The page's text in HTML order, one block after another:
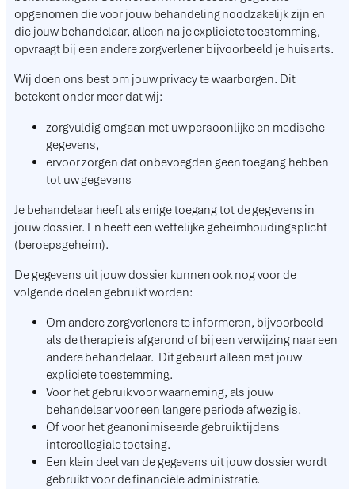
opgenomen die voor jouw behandeling noodzakelijk zijn en
die jouw behandelaar, alleen na je expliciete toestemming,
opvraagt bij een andere zorgverlener bijvoorbeeld je huisarts.
Wij doen ons best om jouw privacy te waarborgen. Dit
betekent onder meer dat wij:
zorgvuldig omgaan met uw persoonlijke en medische
gegevens,
ervoor zorgen dat onbevoegden geen toegang hebben
tot uw gegevens
Je behandelaar heeft als enige toegang tot de gegevens in
jouw dossier. En heeft een wettelijke geheimhoudingsplicht
(beroepsgeheim).
De gegevens uit jouw dossier kunnen ook nog voor de
volgende doelen gebruikt worden:
Om andere zorgverleners te informeren, bijvoorbeeld
als de therapie is afgerond of bij een verwijzing naar een
andere behandelaar. Dit gebeurt alleen met jouw
expliciete toestemming.
Voor het gebruik voor waarneming, als jouw
behandelaar voor een langere periode afwezig is.
Of voor het geanonimiseerde gebruik tijdens
intercollegiale toetsing.
Een klein deel van de gegevens uit jouw dossier wordt
gebruikt voor de financiële administratie.